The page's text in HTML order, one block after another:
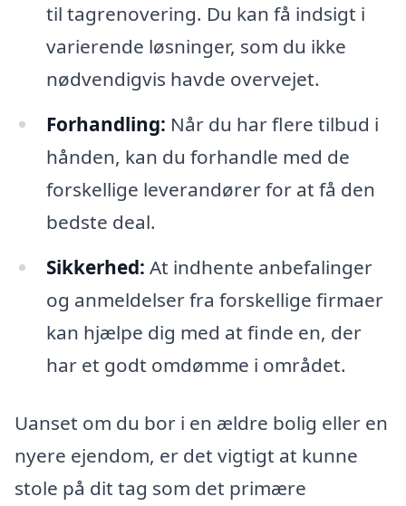
til tagrenovering. Du kan få indsigt i
varierende løsninger, som du ikke
nødvendigvis havde overvejet.
Forhandling: Når du har flere tilbud i
hånden, kan du forhandle med de
forskellige leverandører for at få den
bedste deal.
Sikkerhed: At indhente anbefalinger
og anmeldelser fra forskellige firmaer
kan hjælpe dig med at finde en, der
har et godt omdømme i området.
Uanset om du bor i en ældre bolig eller en
nyere ejendom, er det vigtigt at kunne
stole på dit tag som det primære